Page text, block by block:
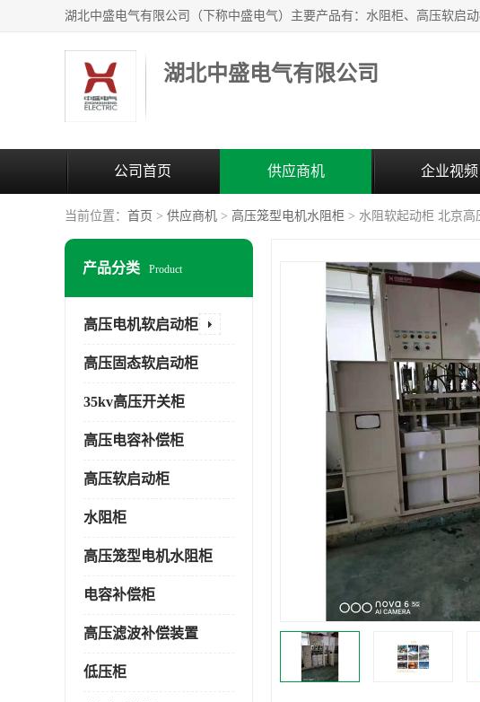
湖北中盛电气有限公司
公司首页 供应商机 企业视频
当前位置： 首页 > 供应商机 > 高压笼型电机水阻柜 > 水阻软起动柜 北京
产品分类 Product
高压电机软启动柜
高压固态软启动柜
35kv高压开关柜
高压电容补偿柜
高压软启动柜
水阻柜
高压笼型电机水阻柜
电容补偿柜
高压滤波补偿装置
低压柜